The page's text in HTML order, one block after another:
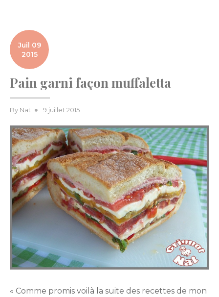
Juil 09
2015
Pain garni façon muffaletta
By Nat
Posted
9 juillet 2015
« Comme promis voilà la suite des recettes de mon